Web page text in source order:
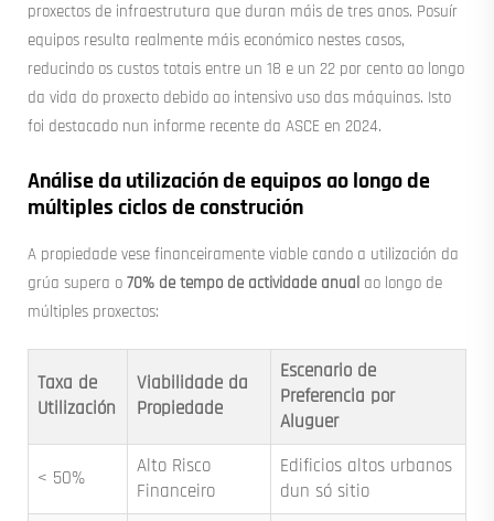
proxectos de infraestrutura que duran máis de tres anos. Posuír
equipos resulta realmente máis económico nestes casos,
reducindo os custos totais entre un 18 e un 22 por cento ao longo
da vida do proxecto debido ao intensivo uso das máquinas. Isto
foi destacado nun informe recente da ASCE en 2024.
Análise da utilización de equipos ao longo de
múltiples ciclos de construción
A propiedade vese financeiramente viable cando a utilización da
grúa supera o 70% de tempo de actividade anual ao longo de
múltiples proxectos:
Taxa de
Utilización
Viabilidade da
Propiedade
Escenario de
Preferencia por
Aluguer
< 50%
Alto Risco
Financeiro
Edificios altos urbanos
dun só sitio